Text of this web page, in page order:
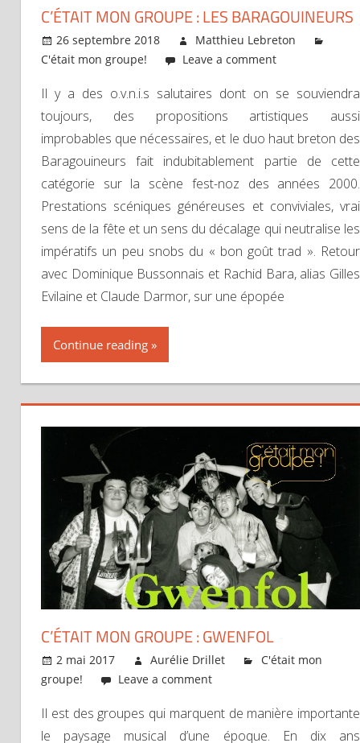
C’ÉTAIT MON GROUPE : LES BARAGOUINEURS
26 septembre 2018
Matthieu Lebreton
C'était mon groupe!
Leave a comment
Il y a des o.v.n.i.s salutaires dont on se souviendra
toujours, des propositions artistiques aussi
improbables que nécessaires, et le duo haut breton des
Baragouineurs fait indubitablement partie de cette
catégorie sur la scène fest-noz des années 2000.
Prestations scéniques généreuses et conviviales, vrai
sens de la fête et un sens du décalage qui neutralise les
impératifs un peu snobs du « bon goût trad ». Retour
avec Dominique Bussonnais et Rachid Bara, alias Gilles
Evilaine et Claude Darmor, sur une épopée
Continue reading
C’ÉTAIT MON GROUPE : GWENFOL
2 mai 2017 Aurélie Drillet
C'était mon
groupe!
Leave a comment
Il est des groupes qui marquent de manière importante
le paysage musical d’une époque. En dix ans